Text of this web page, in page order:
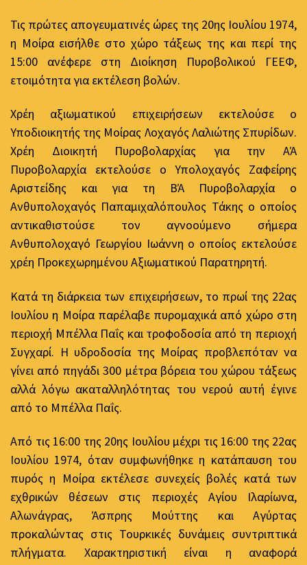
Τις πρώτες απογευματινές ώρες της 20ης Ιουλίου 1974,
η Μοίρα εισήλθε στο χώρο τάξεως της και περί της
15:00 ανέφερε στη Διοίκηση Πυροβολικού ΓΕΕΦ,
ετοιμότητα για εκτέλεση βολών.
Χρέη αξιωματικού επιχειρήσεων εκτελούσε ο
Υποδιοικητής της Μοίρας Λοχαγός Λαλιώτης Σπυρίδων.
Χρέη Διοικητή Πυροβολαρχίας για την ΑΆ
Πυροβολαρχία εκτελούσε ο Υπολοχαγός Ζαφείρης
Αριστείδης και για τη ΒΆ Πυροβολαρχία ο
Ανθυπολοχαγός Παπαμιχαλόπουλος Τάκης ο οποίος
αντικαθιστούσε τον αγνοούμενο σήμερα
Ανθυπολοχαγό Γεωργίου Ιωάννη ο οποίος εκτελούσε
χρέη Προκεχωρημένου Αξιωματικού Παρατηρητή.
Κατά τη διάρκεια των επιχειρήσεων, το πρωί της 22ας
Ιουλίου η Μοίρα παρέλαβε πυρομαχικά από χώρο στη
περιοχή Μπέλλα Παΐς και τροφοδοσία από τη περιοχή
Συγχαρί. Η υδροδοσία της Μοίρας προβλεπόταν να
γίνει από πηγάδι 300 μέτρα βόρεια του χώρου τάξεως
αλλά λόγω ακαταλληλότητας του νερού αυτή έγινε
από το Μπέλλα Παΐς.
Από τις 16:00 της 20ης Ιουλίου μέχρι τις 16:00 της 22ας
Ιουλίου 1974, όταν συμφωνήθηκε η κατάπαυση του
πυρός η Μοίρα εκτέλεσε συνεχείς βολές κατά των
εχθρικών θέσεων στις περιοχές Αγίου Ιλαρίωνα,
Αλωνάγρας, Άσπρης Μούττης και Αγύρτας
προκαλώντας στις Τουρκικές δυνάμεις συντριπτικά
πλήγματα. Χαρακτηριστική είναι η αναφορά